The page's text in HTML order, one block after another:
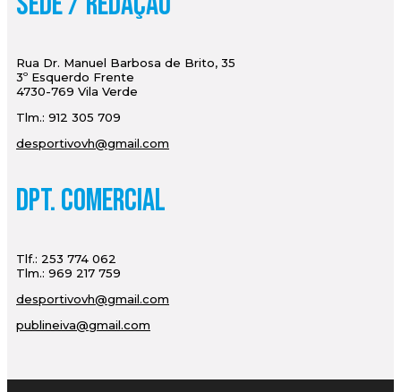
Rua Dr. Manuel Barbosa de Brito, 35
3º Esquerdo Frente
4730-769 Vila Verde
Tlm.: 912 305 709
desportivovh@gmail.com
Dpt. Comercial
Tlf.: 253 774 062
Tlm.: 969 217 759
desportivovh@gmail.com
publineiva@gmail.com